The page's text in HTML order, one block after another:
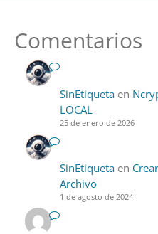
Comentarios
SinEtiquetaen
LOCAL
25 de enero de 2026
SinEtiquetaen
Archivo
1 de agosto de 2024